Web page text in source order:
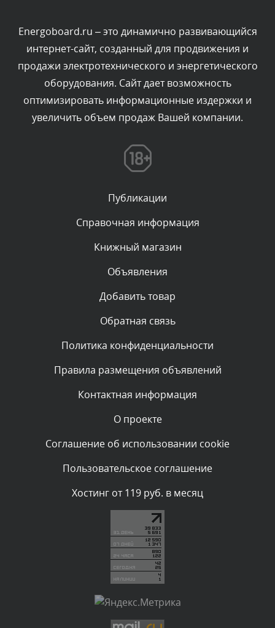
Комментарий проверяется
Текст комментария будет виден после проверки
администратором.
Вчера, в 20:07
Комментарий проверяется
Текст комментария будет виден после проверки
Комментарий проверяется
Текст комментария будет виден после проверки
администратором.
Комментарий проверяется
Текст комментария будет виден после проверки
администратором.
Комментарий проверяется
администратором.
Комментарий проверяется
администратором.
Комментарий проверяется
Текст комментария будет виден после проверки
Комментарий проверяется
Текст комментария будет виден после проверки
администратором.
Energoboard.ru – это динамично развивающийся
интернет-сайт, созданный для продвижения и
продажи электротехнического и энергетического
оборудования. Сайт дает возможность
оптимизировать информационные издержки и
увеличить объем продаж Вашей компании.
Публикации
Справочная информация
Книжный магазин
Объявления
Добавить товар
Обратная связь
Политика конфиденциальности
Правила размещения объявлений
Контактная информация
О проекте
Соглашение об использовании cookie
Пользовательское соглашение
Хостинг от 119 руб. в месяц